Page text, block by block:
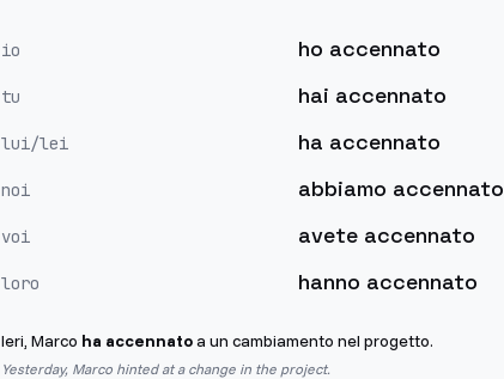
io ho accennato
tu hai accennato
lui/lei ha accennato
noi abbiamo accennato
voi avete accennato
loro hanno accennato
Ieri, Marco ha accennatoa un cambiamento nel progetto.
Yesterday, Marco hinted at a change in the project.